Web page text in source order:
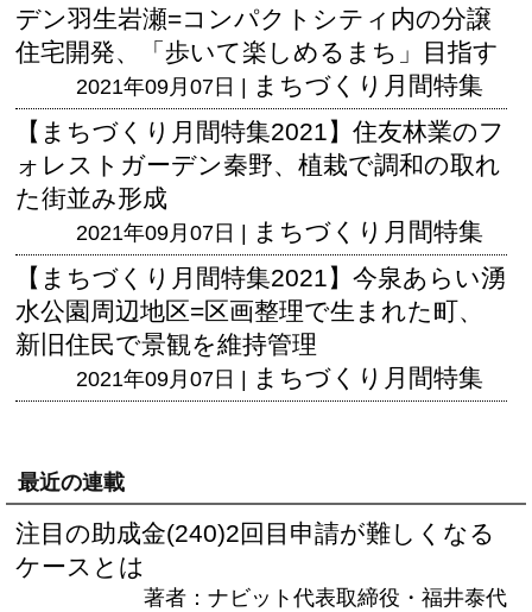
デン羽生岩瀬=コンパクトシティ内の分譲
住宅開発、「歩いて楽しめるまち」目指す
2021年09月07日 | まちづくり月間特集
【まちづくり月間特集2021】住友林業のフ
ォレストガーデン秦野、植栽で調和の取れ
た街並み形成
2021年09月07日 | まちづくり月間特集
【まちづくり月間特集2021】今泉あらい湧
水公園周辺地区=区画整理で生まれた町、
新旧住民で景観を維持管理
2021年09月07日 | まちづくり月間特集
最近の連載
注目の助成金(240)2回目申請が難しくなる
ケースとは
著者：ナビット代表取締役・福井泰代